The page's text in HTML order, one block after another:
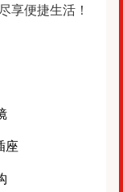
享便捷生活！
座